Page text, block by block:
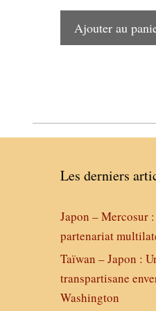
Ajouter au
Les derniers
Japon – Mercosur
partenariat
Taïwan – Japon :
transpartisane
Washington